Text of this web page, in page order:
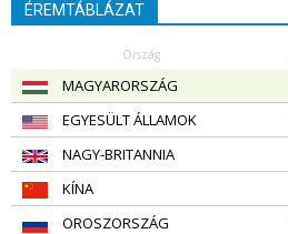
ÉREMTÁBLÁZAT
Ország
MAGYARORSZÁG
EGYESÜLT ÁLLAMOK
NAGY-BRITANNIA
KÍNA
OROSZORSZÁG